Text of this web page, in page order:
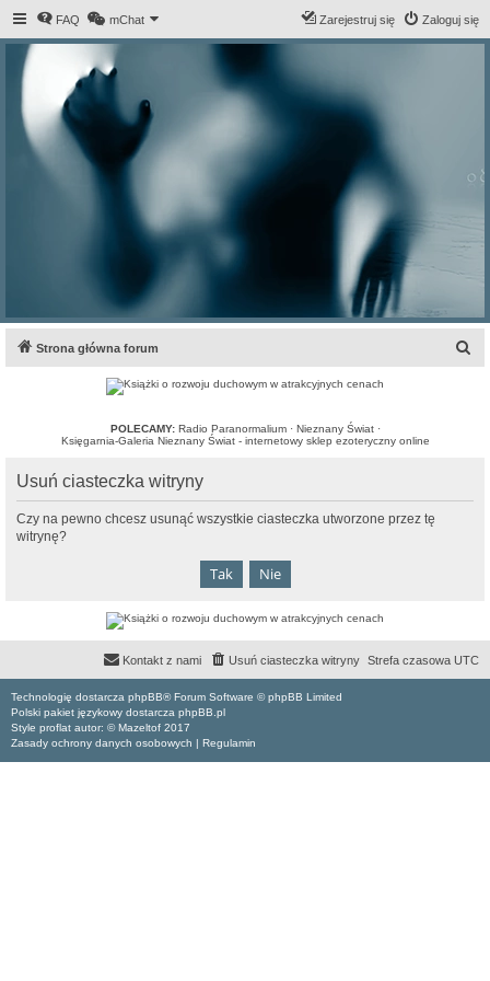
FAQ mChat Zaloguj się
Zarejestruj się
Strona główna forum
POLECAMY: Radio Paranormalium· Nieznany Świat·
Księgarnia-Galeria Nieznany Świat - internetowy sklep ezoteryczny online
Usuń ciasteczka witryny
Czy na pewno chcesz usunąć wszystkie ciasteczka utworzone przez tę
witrynę?
Strefa czasowa UTC
Usuń ciasteczka witryny
Kontakt z nami
Technologię dostarcza phpBB® Forum Software © phpBB Limited
Polski pakiet językowy dostarcza phpBB.pl
Style proflat autor: ©Mazeltof 2017
Zasady ochrony danych osobowych | Regulamin